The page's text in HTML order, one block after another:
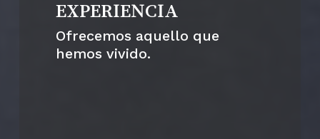
EXPERIENCIA
Ofrecemos aquello que
hemos vivido.